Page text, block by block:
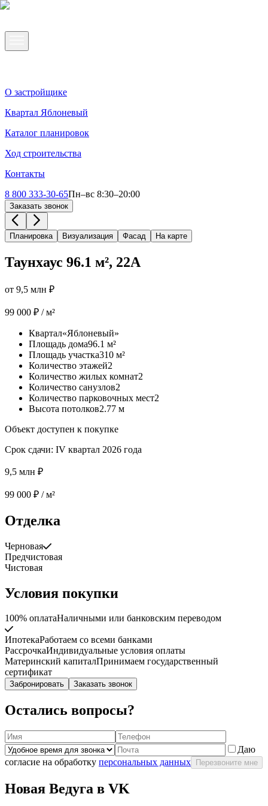
О застройщике
Квартал Яблоневый
Каталог планировок
Ход строительства
Контакты
8 800 333-30-65Пн–вс 8:30–20:00
Заказать звонок
Планировка Визуализация Фасад На карте
Таунхаус 96.1 м², 22А
от 9,5 млн ₽
99 000 ₽ / м²
Квартал«Яблоневый»
Площадь дома96.1 м²
Площадь участка310 м²
Количество этажей2
Количество жилых комнат2
Количество санузлов2
Количество парковочных мест2
Высота потолков2.77 м
Объект доступен к покупке
Срок сдачи: IV квартал 2026 года
9,5 млн ₽
99 000 ₽ / м²
Отделка
Черновая
Предчистовая
Чистовая
Условия покупки
100% оплатаНаличными или банковским переводом
ИпотекаРаботаем со всеми банками
РассрочкаИндивидуальные условия оплаты
Материнский капиталПринимаем государственный
сертификат
Забронировать Заказать звонок
Остались вопросы?
Даю
согласие на обработку персональных данных Перезвоните мне
Новая Ведуга в VK